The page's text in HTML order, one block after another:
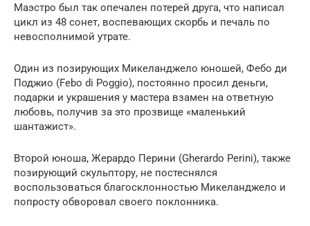
Маэстро был так опечален потерей друга, что написал
цикл из 48 сонет, воспевающих скорбь и печаль по
невосполнимой утрате.
Один из позирующих Микеланджело юношей, Фебо ди
Поджио (Febo di Poggio), постоянно просил деньги,
подарки и украшения у мастера взамен на ответную
любовь, получив за это прозвище «маленький
шантажист».
Второй юноша, Жерардо Перини (Gherardo Perini), также
позирующий скульптору, не постеснялся
воспользоваться благосклонностью Микеланджело и
попросту обворовал своего поклонника.